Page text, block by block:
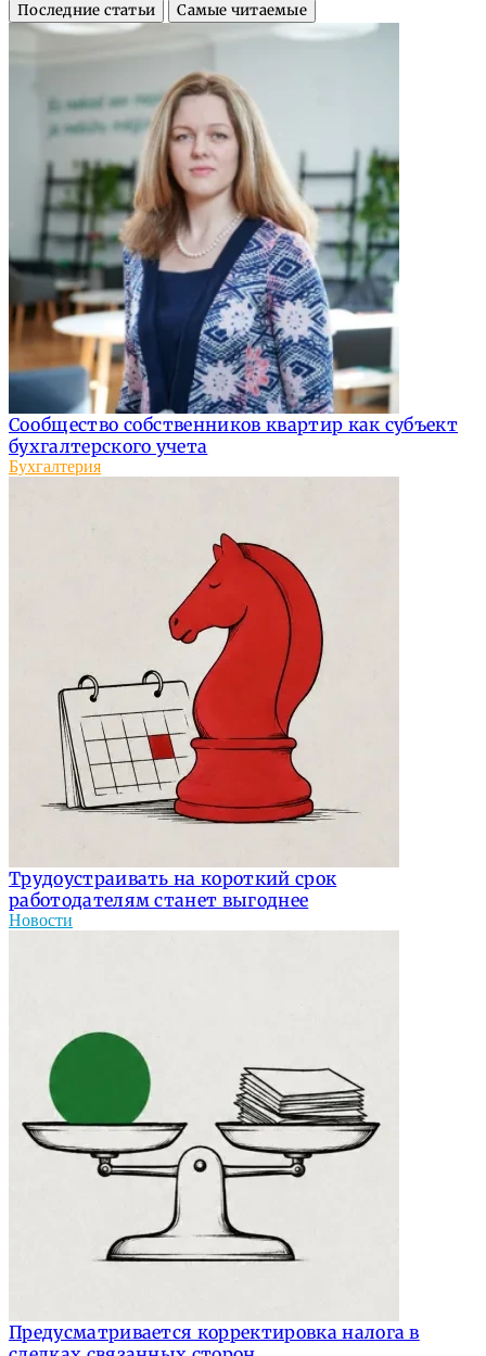
Последние статьи
Самые читаемые
Сообщество собственников квартир как субъект
бухгалтерского учета
Бухгалтерия
Трудоустраивать на короткий срок
работодателям станет выгоднее
Новости
Предусматривается корректировка налога в